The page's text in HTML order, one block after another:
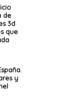
de
3d
que
y